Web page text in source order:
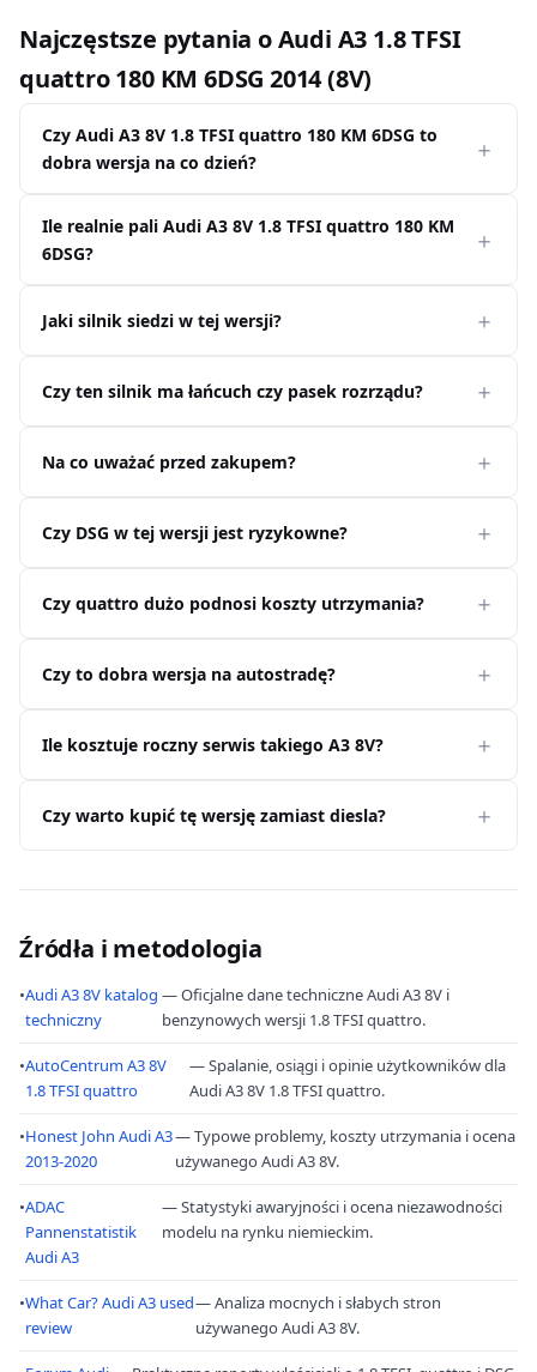
Najczęstsze pytania o Audi A3 1.8 TFSI
quattro 180 KM 6DSG 2014 (8V)
Czy Audi A3 8V 1.8 TFSI quattro 180 KM 6DSG to
dobra wersja na co dzień?
Ile realnie pali Audi A3 8V 1.8 TFSI quattro 180 KM
6DSG?
Jaki silnik siedzi w tej wersji?
Czy ten silnik ma łańcuch czy pasek rozrządu?
Na co uważać przed zakupem?
Czy DSG w tej wersji jest ryzykowne?
Czy quattro dużo podnosi koszty utrzymania?
Czy to dobra wersja na autostradę?
Ile kosztuje roczny serwis takiego A3 8V?
Czy warto kupić tę wersję zamiast diesla?
Źródła i metodologia
•Audi A3 8V katalog
techniczny
— Oficjalne dane techniczne Audi A3 8V i
benzynowych wersji 1.8 TFSI quattro.
•AutoCentrum A3 8V
1.8 TFSI quattro
— Spalanie, osiągi i opinie użytkowników dla
Audi A3 8V 1.8 TFSI quattro.
•Honest John Audi A3
2013-2020
— Typowe problemy, koszty utrzymania i ocena
używanego Audi A3 8V.
•ADAC
Pannenstatistik
Audi A3
— Statystyki awaryjności i ocena niezawodności
modelu na rynku niemieckim.
•What Car? Audi A3 used
review
— Analiza mocnych i słabych stron
używanego Audi A3 8V.